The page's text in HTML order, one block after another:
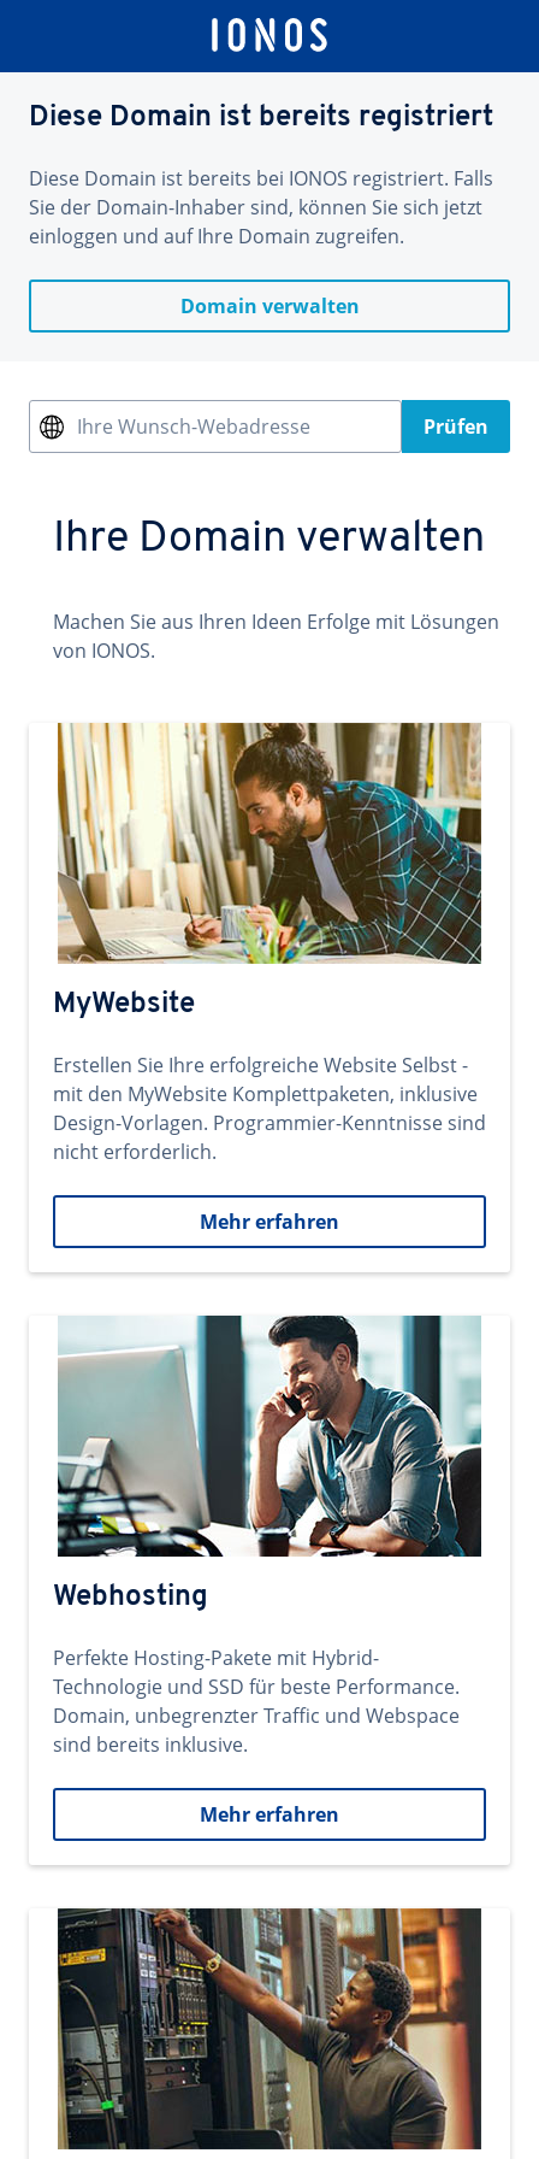
Diese Domain ist bereits registriert
Diese Domain ist bereits bei IONOS registriert. Falls
Sie der Domain-Inhaber sind, können Sie sich jetzt
einloggen und auf Ihre Domain zugreifen.
Domain verwalten
Ihre Wunsch-Webadresse Prüfen
Ihre Domain verwalten
Machen Sie aus Ihren Ideen Erfolge mit Lösungen
von IONOS.
MyWebsite
Erstellen Sie Ihre erfolgreiche Website Selbst -
mit den MyWebsite Komplettpaketen, inklusive
Design-Vorlagen. Programmier-Kenntnisse sind
nicht erforderlich.
Mehr erfahren
Webhosting
Perfekte Hosting-Pakete mit Hybrid-
Technologie und SSD für beste Performance.
Domain, unbegrenzter Traffic und Webspace
sind bereits inklusive.
Mehr erfahren